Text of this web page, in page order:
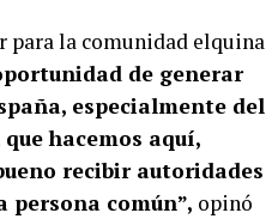
para la comunidad elquina
de generar
especialmente del
hacemos aquí,
recibir autoridades
persona común”, opinó